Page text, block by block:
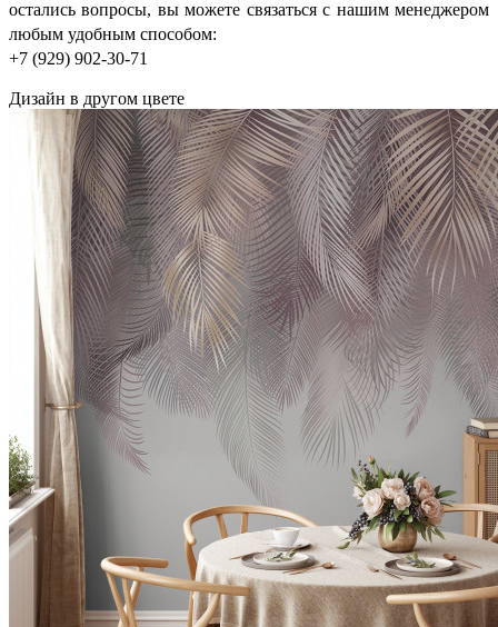
остались вопросы, вы можете связаться с нашим менеджером
любым удобным способом:
+7 (929) 902-30-71
Дизайн в другом цвете